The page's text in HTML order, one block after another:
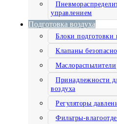
управлением
Подготовка воздуха
Блоки подготовки
Клапаны
Маслораспылители
Принадлежности
воздуха
Регуляторы
Фильтры-